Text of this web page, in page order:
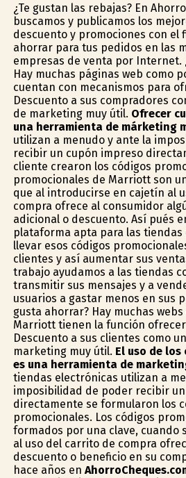
¿Te gustan las rebajas? En
buscamos y publicamos los
descuento y promociones con el
ahorrar para tus pedidos en las
empresas de venta por Internet.
Hay muchas páginas web como
cuentan con mecanismos para
Descuento a sus compradores
de marketing muy útil. Ofrecer
una herramienta de márketing
utilizan a menudo y ante la
recibir un cupón impreso
cliente crearon los códigos
promocionales de Marriott son
que al introducirse en cajetín al
compra ofrece al consumidor
adicional o descuento. Así pués
plataforma apta para las
llevar esos códigos
clientes y así aumentar sus
trabajo ayudamos a las tiendas
transmitir sus mensajes y a
usuarios a gastar menos en sus
gusta ahorrar? Hay muchas
Marriott tienen la función ofrecer
Descuento a sus clientes como
marketing muy útil. El uso de los
es una herramienta de
tiendas electrónicas utilizan a
imposibilidad de poder recibir
directamente se formularon los
promocionales. Los códigos
formados por una clave, cuando
al uso del carrito de compra
descuento o beneficio en su
hace años en